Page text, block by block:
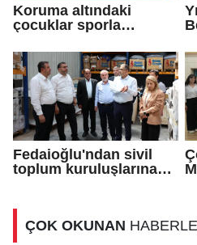
Koruma altındaki
çocuklar sporla
Fedaioğlu'ndan sivil
toplum kuruluşlarına
ÇOK OKUNAN